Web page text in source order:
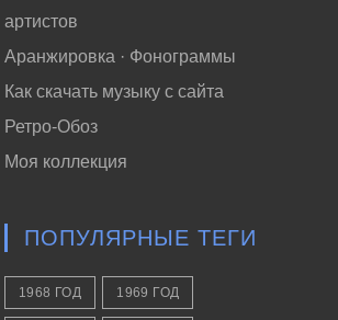
артистов
Аранжировка · Фонограммы
Как скачать музыку с сайта
Ретро-Обоз
Моя коллекция
ПОПУЛЯРНЫЕ ТЕГИ
1968 ГОД 1969 ГОД